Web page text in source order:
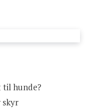
til hunde?
skyr